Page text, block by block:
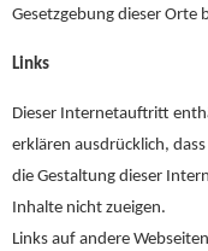
Gesetzgebung dieser Orte
Links
Dieser Internetauftritt
erklären ausdrücklich,
die Gestaltung dieser
Inhalte nicht zueigen.
Links auf andere